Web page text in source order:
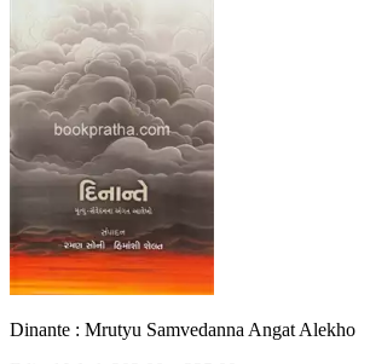
Dinante : Mrutyu Samvedanna Angat Alekho